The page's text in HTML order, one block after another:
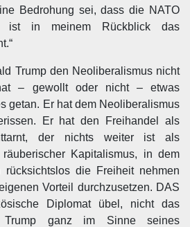
Bedrohung sei, dass die NATO
ist in meinem Rückblick das
Trump den Neoliberalismus nicht
– gewollt oder nicht – etwas
getan. Er hat dem Neoliberalismus
Er hat den Freihandel als
der nichts weiter ist als
räuberischer Kapitalismus, in dem
die Freiheit nehmen
Vorteil durchzusetzen. DAS
Diplomat übel, nicht das
Trump ganz im Sinne seines